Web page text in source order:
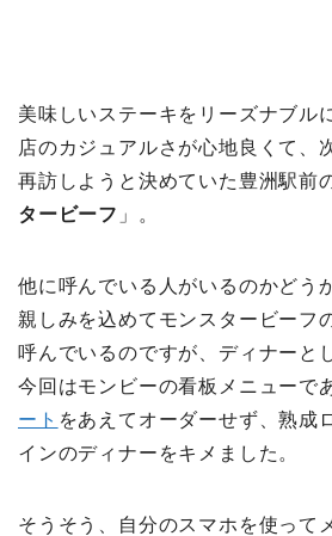
美味しいステーキをリーズナブル
店のカジュアルさが心地良くて、
再訪しようと決めていた豊洲駅前
タービーフ 」。
他に呼んでいる人がいるのかどう
親しみを込めてモンスタービーフ
呼んでいるのですが、ディナーと
今回はモンビーの看板メニューで
ート をあえてオーダーせず、熟成
インのディナーをキメました。
そうそう、自分のスマホを使って